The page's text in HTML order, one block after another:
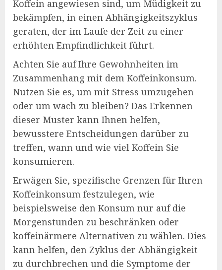
Koffein angewiesen sind, um Müdigkeit zu
bekämpfen, in einen Abhängigkeitszyklus
geraten, der im Laufe der Zeit zu einer
erhöhten Empfindlichkeit führt.
Achten Sie auf Ihre Gewohnheiten im
Zusammenhang mit dem Koffeinkonsum.
Nutzen Sie es, um mit Stress umzugehen
oder um wach zu bleiben? Das Erkennen
dieser Muster kann Ihnen helfen,
bewusstere Entscheidungen darüber zu
treffen, wann und wie viel Koffein Sie
konsumieren.
Erwägen Sie, spezifische Grenzen für Ihren
Koffeinkonsum festzulegen, wie
beispielsweise den Konsum nur auf die
Morgenstunden zu beschränken oder
koffeinärmere Alternativen zu wählen. Dies
kann helfen, den Zyklus der Abhängigkeit
zu durchbrechen und die Symptome der